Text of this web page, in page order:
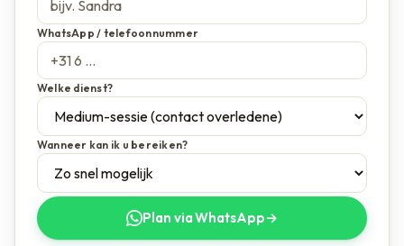
WhatsApp / telefoonnummer
Welke dienst?
Wanneer kan ik u bereiken?
Plan via WhatsApp→